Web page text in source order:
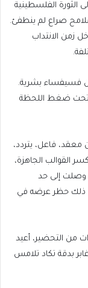
الثورة الفلسطينية
ملامح صراع لم ينطفئ.
زمن الانتداب
فسيفساء بشرية.
تحت ضغط اللحظة
فاعل، يتردد،
القوالب الجاهزة،
وصلت إلى حد
ذلك حظر عرضه في
من التحضير، أعيد
بدقة تكاد تلامس